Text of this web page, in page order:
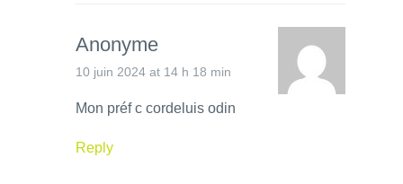
Anonyme
10 juin 2024 at 14 h 18 min
Mon préf c cordeluis odin
Reply